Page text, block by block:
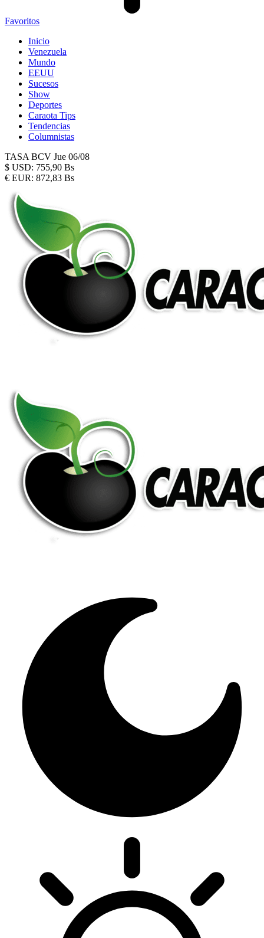
Favoritos
Inicio
Venezuela
Mundo
EEUU
Sucesos
Show
Deportes
Caraota Tips
Tendencias
Columnistas
TASA BCV Jue 06/08
$ USD: 755,90 Bs
€ EUR: 872,83 Bs